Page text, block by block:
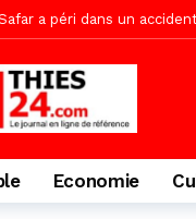
a péri dans un
ses priorités
pour une réussite
lundi 10 Août 1
au seul libéralisme
Economie